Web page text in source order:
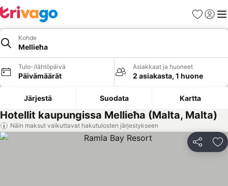
Suosikit
Kohde
Mellieħa
Tulo-/lähtöpäivä
Päivämäärät
Asiakkaat ja huoneet
2 asiakasta, 1 huone
Järjestä Suodata Kartta
Hotellit kaupungissa Mellieħa (Malta, Malta)
Näin maksut vaikuttavat hakutulosten järjestykseen
Jaa